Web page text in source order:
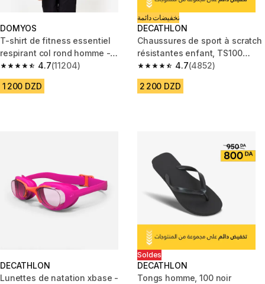
DOMYOS
T-shirt de fitness essentiel
respirant col rond homme -
bleu chiné4.7
4.7 out of 5 stars from 11204 reviews
(11204)
1 200 DZD
تخفيضات دائمة
DECATHLON
Chaussures de sport à scratch
résistantes enfant, TS100
blanc rose4.7
4.7 out of 5 stars from 4852
(4852)
2 200 DZD
DECATHLON
Lunettes de natation xbase -
Soldes
DECATHLON
Tongs homme, 100 noir